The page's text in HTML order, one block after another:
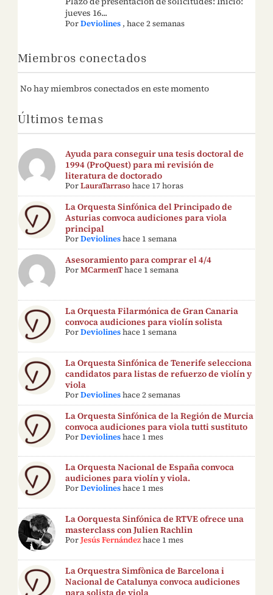
jueves 16...
PorDeviolines ,hace 2 semanas
Miembros conectados
No hay miembros conectados en este momento
Últimos temas
Ayuda para conseguir una tesis doctoral de
1994 (ProQuest) para mi revisión de
literatura de doctorado
PorLauraTarraso hace 17 horas
La Orquesta Sinfónica del Principado de
Asturias convoca audiciones para viola
principal
PorDeviolines hace 1 semana
Asesoramiento para comprar el 4/4
PorMCarmenThace 1 semana
La Orquesta Filarmónica de Gran Canaria
convoca audiciones para violín solista
PorDeviolines hace 1 semana
La Orquesta Sinfónica de Tenerife selecciona
candidatos para listas de refuerzo de violín y
viola
PorDeviolines hace 2 semanas
La Orquesta Sinfónica de la Región de Murcia
convoca audiciones para viola tutti sustituto
PorDeviolines hace 1 mes
La Orquesta Nacional de España convoca
audiciones para violín y viola.
PorDeviolines hace 1 mes
La Oorquesta Sinfónica de RTVE ofrece una
masterclass con Julien Rachlin
PorJesús Fernández hace 1 mes
La Orquestra Simfònica de Barcelona i
Nacional de Catalunya convoca audiciones
para solista de viola